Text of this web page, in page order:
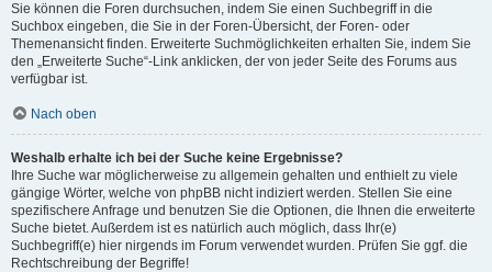
Sie können die Foren durchsuchen, indem Sie einen Suchbegriff in die
Suchbox eingeben, die Sie in der Foren-Übersicht, der Foren- oder
Themenansicht finden. Erweiterte Suchmöglichkeiten erhalten Sie, indem Sie
den „Erweiterte Suche“-Link anklicken, der von jeder Seite des Forums aus
verfügbar ist.
Nach oben
Weshalb erhalte ich bei der Suche keine Ergebnisse?
Ihre Suche war möglicherweise zu allgemein gehalten und enthielt zu viele
gängige Wörter, welche von phpBB nicht indiziert werden. Stellen Sie eine
spezifischere Anfrage und benutzen Sie die Optionen, die Ihnen die erweiterte
Suche bietet. Außerdem ist es natürlich auch möglich, dass Ihr(e)
Suchbegriff(e) hier nirgends im Forum verwendet wurden. Prüfen Sie ggf. die
Rechtschreibung der Begriffe!